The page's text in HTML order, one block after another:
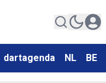
dartagenda NL BE